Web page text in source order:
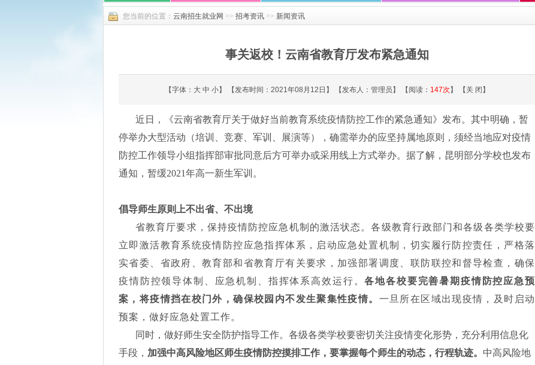
您当前的位置： 云南招生就业网 >> 招考资讯 >> 新闻资讯
事关返校！云南省教育厅发布紧急通知
【字体： 大 中 小】 【发布时间：2021年08月12日】 【发布人：管理员】 【阅读： 147次 】 【 关 闭 】
近日，《云南省教育厅关于做好当前教育系统疫情防控工作的紧急通知》发布。其中明确，暂
停举办大型活动（培训、竞赛、军训、展演等），确需举办的应坚持属地原则，须经当地应对疫情
防控工作领导小组指挥部审批同意后方可举办或采用线上方式举办。据了解， 昆明部分学校也发布
通知，暂缓2021年高一新生军训。
倡导师生原则上不出省、不出境
省教育厅要求，保持疫情防控应急机制的激活状态。各级教育行政部门和各级各类学校要
立即激活教育系统疫情防控应急指挥体系，启动应急处置机制，切实履行防控责任，严格落
实省委、省政府、教育部和省教育厅有关要求，加强部署调度、联防联控和督导检查，确保
疫情防控领导体制、应急机制、指挥体系高效运行。各地各校要完善暑期疫情防控应急预
案，将疫情挡在校门外，确保校园内不发生聚集性疫情。 一旦所在区域出现疫情，及时启动
预案，做好应急处置工作。
同时，做好师生安全防护指导工作。各级各类学校要密切关注疫情变化形势，充分利用信息化
手段， 加强中高风险地区师生疫情防控摸排工作，要掌握每个师生的动态，行程轨迹。 中高风险地